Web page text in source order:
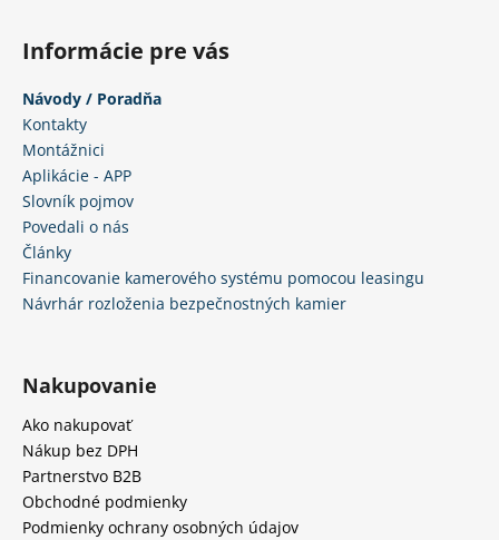
Informácie pre vás
Návody / Poradňa
Kontakty
Montážnici
Aplikácie - APP
Slovník pojmov
Povedali o nás
Články
Financovanie kamerového systému pomocou leasingu
Návrhár rozloženia bezpečnostných kamier
Nakupovanie
Ako nakupovať
Nákup bez DPH
Partnerstvo B2B
Obchodné podmienky
Podmienky ochrany osobných údajov